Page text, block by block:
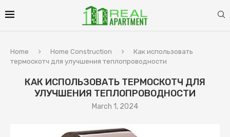
Home Home Construction
Как использовать
термоскотч для улучшения теплопроводности
КАК ИСПОЛЬЗОВАТЬ ТЕРМОСКОТЧ ДЛЯ
УЛУЧШЕНИЯ ТЕПЛОПРОВОДНОСТИ
March 1, 2024